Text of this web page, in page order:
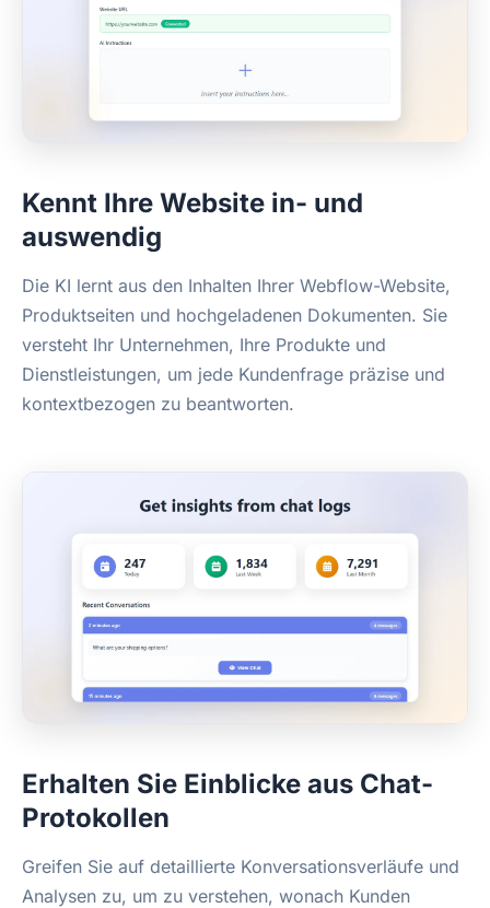
Kennt Ihre Website in- und
auswendig
Die KI lernt aus den Inhalten Ihrer Webflow-Website,
Produktseiten und hochgeladenen Dokumenten. Sie
versteht Ihr Unternehmen, Ihre Produkte und
Dienstleistungen, um jede Kundenfrage präzise und
kontextbezogen zu beantworten.
Erhalten Sie Einblicke aus Chat-
Protokollen
Greifen Sie auf detaillierte Konversationsverläufe und
Analysen zu, um zu verstehen, wonach Kunden